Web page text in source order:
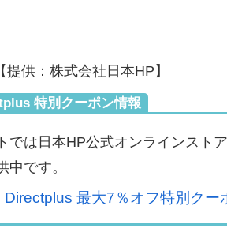
提供：株式会社日本HP】
特別クーポン情報
では日本HP公式オンラインスト
中です。
Directplus 最大7％オフ特別クー